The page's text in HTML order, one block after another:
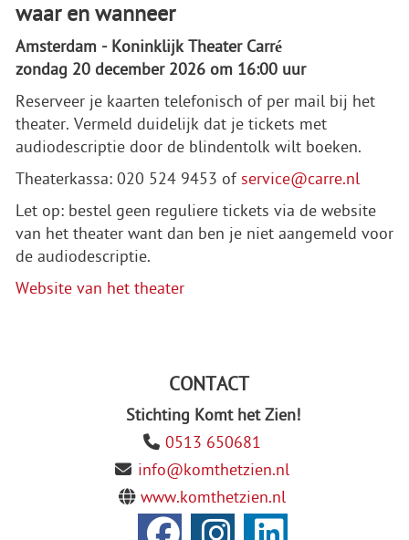
waar en wanneer
Amsterdam - Koninklijk Theater Carré
zondag 20 december 2026 om 16:00 uur
Reserveer je kaarten telefonisch of per mail bij het
theater. Vermeld duidelijk dat je tickets met
audiodescriptie door de blindentolk wilt boeken.
Theaterkassa: 020 524 9453 ofservice@carre.nl
Let op: bestel geen reguliere tickets via de website
van het theater want dan ben je niet aangemeld voor
de audiodescriptie.
Website van het theater
CONTACT
Stichting Komt het Zien!
0513 650681
info@komthetzien.nl
www.komthetzien.nl